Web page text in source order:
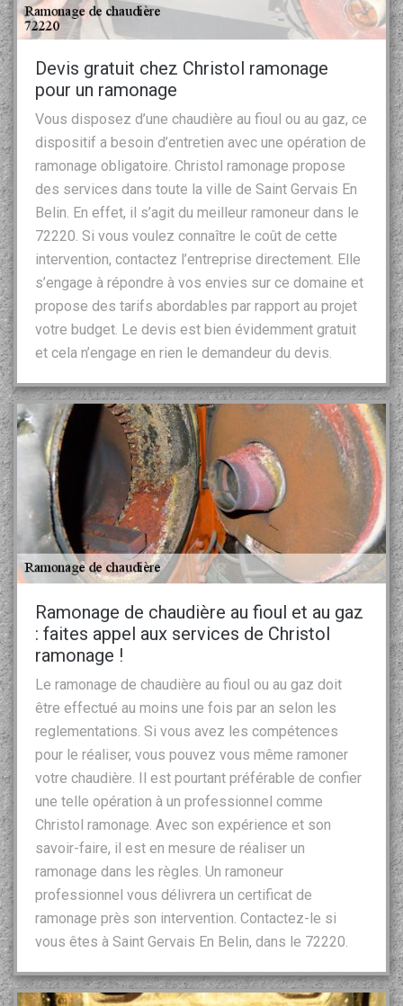
Devis gratuit chez Christol ramonage
pour un ramonage
Vous disposez d’une chaudière au fioul ou au gaz, ce
dispositif a besoin d’entretien avec une opération de
ramonage obligatoire. Christol ramonage propose
des services dans toute la ville de Saint Gervais En
Belin. En effet, il s’agit du meilleur ramoneur dans le
72220. Si vous voulez connaître le coût de cette
intervention, contactez l’entreprise directement. Elle
s’engage à répondre à vos envies sur ce domaine et
propose des tarifs abordables par rapport au projet
votre budget. Le devis est bien évidemment gratuit
et cela n’engage en rien le demandeur du devis.
Ramonage de chaudière au fioul et au gaz
: faites appel aux services de Christol
ramonage !
Le ramonage de chaudière au fioul ou au gaz doit
être effectué au moins une fois par an selon les
reglementations. Si vous avez les compétences
pour le réaliser, vous pouvez vous même ramoner
votre chaudière. Il est pourtant préférable de confier
une telle opération à un professionnel comme
Christol ramonage. Avec son expérience et son
savoir-faire, il est en mesure de réaliser un
ramonage dans les règles. Un ramoneur
professionnel vous délivrera un certificat de
ramonage près son intervention. Contactez-le si
vous êtes à Saint Gervais En Belin, dans le 72220.